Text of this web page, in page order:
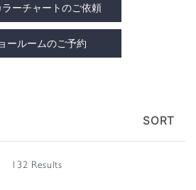
ラーチャートのご依頼
ールームのご予約
SORT
132 Results